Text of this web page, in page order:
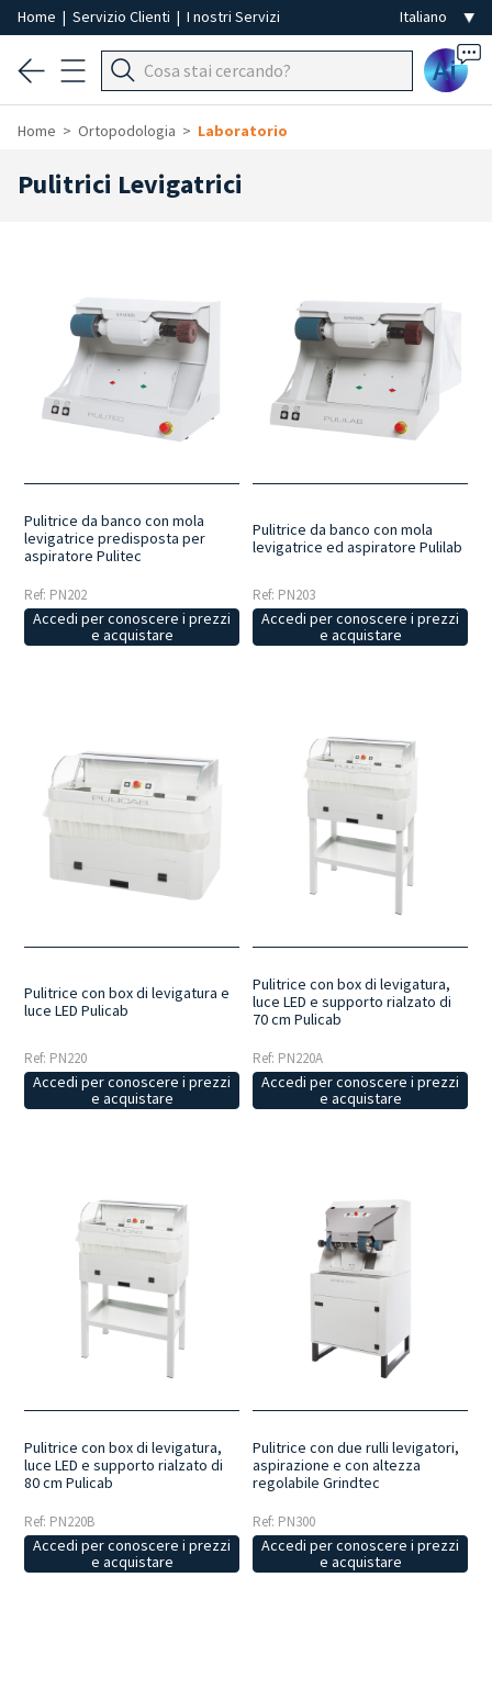
Home | Servizio Clienti | I nostri Servizi
Ai
Home Ortopodologia Laboratorio
Pulitrici Levigatrici
Pulitrice da banco con mola
levigatrice predisposta per
aspiratore Pulitec
Ref: PN202
Accedi per conoscere i prezzi
e acquistare
Pulitrice da banco con mola
levigatrice ed aspiratore Pulilab
Ref: PN203
Accedi per conoscere i prezzi
e acquistare
Pulitrice con box di levigatura e
luce LED Pulicab
Ref: PN220
Accedi per conoscere i prezzi
e acquistare
Pulitrice con box di levigatura,
luce LED e supporto rialzato di
70 cm Pulicab
Ref: PN220A
Accedi per conoscere i prezzi
e acquistare
Pulitrice con box di levigatura,
luce LED e supporto rialzato di
80 cm Pulicab
Ref: PN220B
Accedi per conoscere i prezzi
e acquistare
Pulitrice con due rulli levigatori,
aspirazione e con altezza
regolabile Grindtec
Ref: PN300
Accedi per conoscere i prezzi
e acquistare